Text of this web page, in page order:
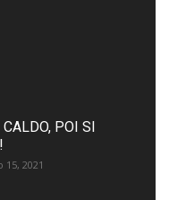
POI SI
15, 2021